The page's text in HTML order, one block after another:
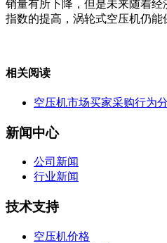
销量有所下降，但是未来随着
指数的提高，涡轮式空压机仍能
相关阅读
空压机市场买家采购行为
新闻中心
公司新闻
行业新闻
技术支持
空压机价格